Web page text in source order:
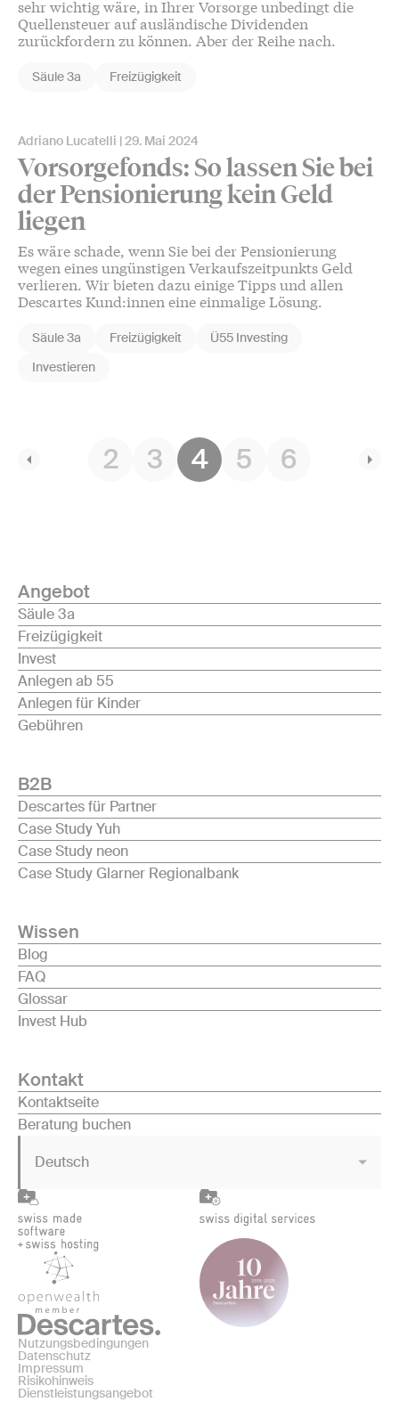
sehr wichtig wäre, in Ihrer Vorsorge unbedingt die
Quellensteuer auf ausländische Dividenden
zurückfordern zu können. Aber der Reihe nach.
Säule 3a Freizügigkeit
Adriano Lucatelli 29. Mai 2024
Vorsorgefonds: So lassen Sie bei
der Pensionierung kein Geld
liegen
Es wäre schade, wenn Sie bei der Pensionierung
wegen eines ungünstigen Verkaufszeitpunkts Geld
verlieren. Wir bieten dazu einige Tipps und allen
Descartes Kund:innen eine einmalige Lösung.
Säule 3a Freizügigkeit
Ü55 Investing
Investieren
2 3 4 5 6
Angebot
Säule 3a
Freizügigkeit
Invest
Anlegen ab 55
Anlegen für Kinder
Gebühren
B2B
Descartes für Partner
Case Study Yuh
Case Study neon
Case Study Glarner Regionalbank
Wissen
Blog
FAQ
Glossar
Invest Hub
Kontakt
Kontaktseite
Beratung buchen
Deutsch
Nutzungsbedingungen
Datenschutz
Impressum
Risikohinweis
Dienstleistungsangebot